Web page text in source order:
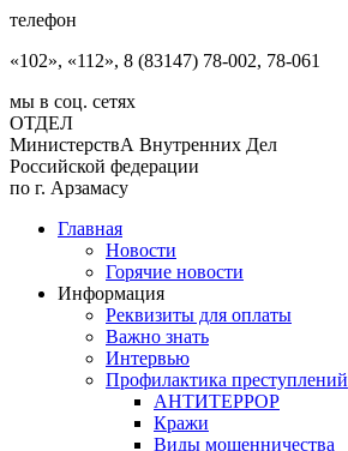
телефон
«102», «112», 8 (83147) 78-002, 78-061
мы в соц. сетях
ОТДЕЛ
МинистерствА Внутренних Дел
Российской федерации
по г. Арзамасу
Главная
Новости
Горячие новости
Информация
Реквизиты для оплаты
Важно знать
Интервью
Профилактика преступлений
АНТИТЕРРОР
Кражи
Виды мошенничества